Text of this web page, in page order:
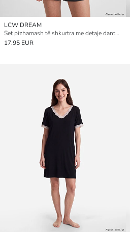
LCW DREAM
Set pizhamash të shkurtra me detaje dantelle për gra
17.95 EUR